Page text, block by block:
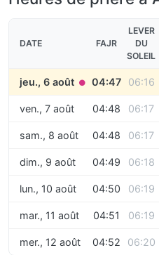
DATE FAJR
LEVER
DU
SOLEIL
jeu., 6 août ● 04:47 06:16
ven., 7 août 04:48 06:17
sam., 8 août 04:48 06:17
dim., 9 août 04:49 06:18
lun., 10 août 04:50 06:19
mar., 11 août 04:51 06:19
mer., 12 août 04:52 06:20